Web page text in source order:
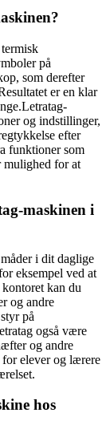
på
som derefter
er en klar
og indstillinger,
efter
funktioner som
mulighed for at
maskinen i
i dit daglige
eksempel ved at
kan du
og andre
på
også være
og andre
for elever og lærere
hos